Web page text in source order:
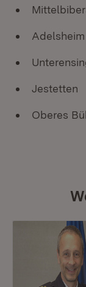
Adelsheim
Jestetten
Oberes